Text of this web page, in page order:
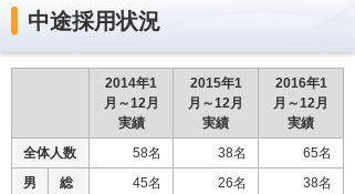
中途採用状況
2014年1
月～12月
実績
2015年1
月～12月
実績
2016年1
月～12月
実績
全体人数
58名 38名
65名
男
総
45名 26名 38名